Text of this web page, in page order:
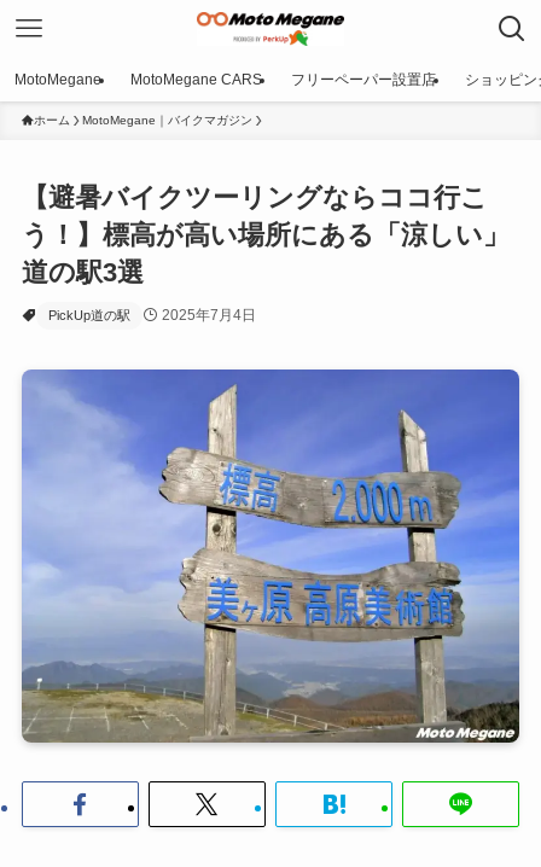
MotoMegane MotoMegane CARS フリーペーパー設置店 ショッピン
ホーム MotoMegane｜バイクマガジン
【避暑バイクツーリングならココ行こ
う！】標高が高い場所にある「涼しい」
道の駅3選
PickUp道の駅 2025年7月4日